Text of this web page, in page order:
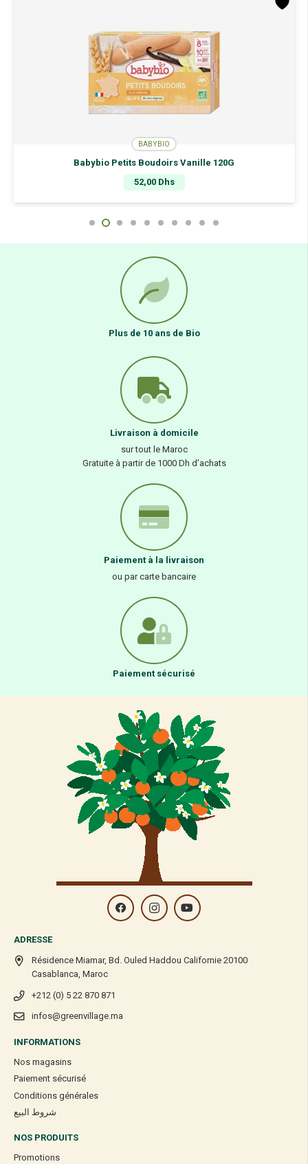
BABYBIO
Babybio Petits Boudoirs Vanille 120G
52,00 Dhs
Plus de 10 ans de Bio
Livraison à domicile
sur tout le Maroc
Gratuite à partir de 1000 Dh d’achats
Paiement à la livraison
ou par carte bancaire
Paiement sécurisé
ADRESSE
Résidence Miamar, Bd. Ouled Haddou Californie 20100
Casablanca, Maroc
+212 (0) 5 22 870 871
infos@greenvillage.ma
INFORMATIONS
Nos magasins
Paiement sécurisé
Conditions générales
شروط البيع
NOS PRODUITS
Promotions